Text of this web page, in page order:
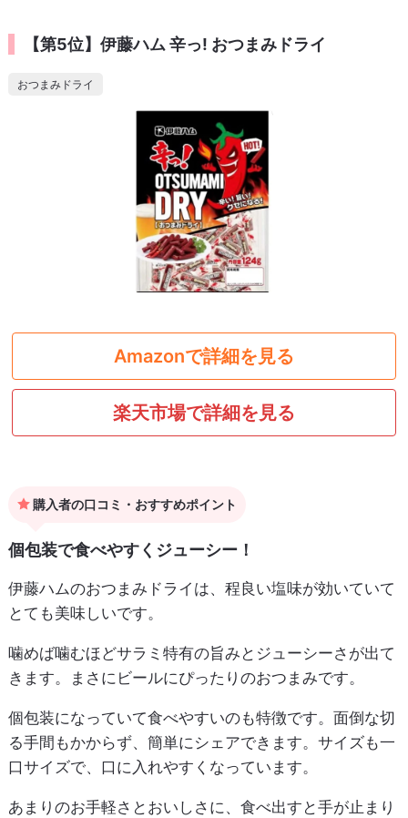
【第5位】伊藤ハム 辛っ! おつまみドライ
おつまみドライ
Amazonで詳細を見る
楽天市場で詳細を見る
購入者の口コミ・おすすめポイント
個包装で食べやすくジューシー！
伊藤ハムのおつまみドライは、程良い塩味が効いていて
とても美味しいです。
噛めば噛むほどサラミ特有の旨みとジューシーさが出て
きます。まさにビールにぴったりのおつまみです。
個包装になっていて食べやすいのも特徴です。面倒な切
る手間もかからず、簡単にシェアできます。サイズも一
口サイズで、口に入れやすくなっています。
あまりのお手軽さとおいしさに、食べ出すと手が止まり